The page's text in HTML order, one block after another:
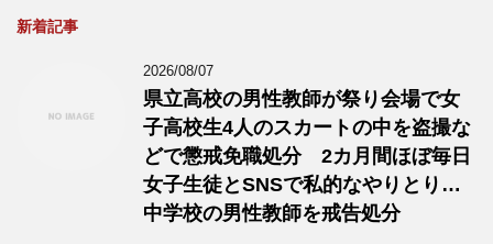
新着記事
2026/08/07
県立高校の男性教師が祭り会場で女
子高校生4人のスカートの中を盗撮な
どで懲戒免職処分 2カ月間ほぼ毎日
女子生徒とSNSで私的なやりとり…
中学校の男性教師を戒告処分